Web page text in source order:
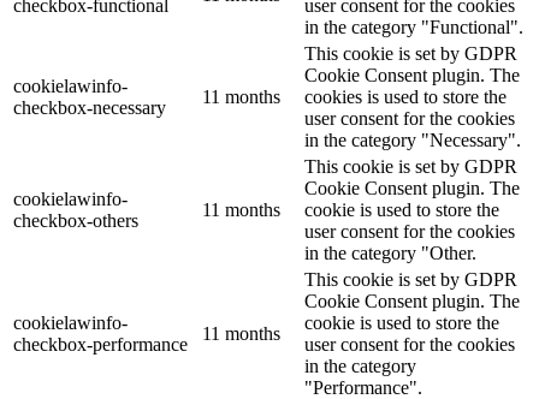
checkbox-functional
user consent for the cookies
in the category "Functional".
cookielawinfo-
checkbox-necessary
11 months
This cookie is set by GDPR
Cookie Consent plugin. The
cookies is used to store the
user consent for the cookies
in the category "Necessary".
cookielawinfo-
checkbox-others
11 months
This cookie is set by GDPR
Cookie Consent plugin. The
cookie is used to store the
user consent for the cookies
in the category "Other.
cookielawinfo-
checkbox-performance
11 months
This cookie is set by GDPR
Cookie Consent plugin. The
cookie is used to store the
user consent for the cookies
in the category
"Performance".